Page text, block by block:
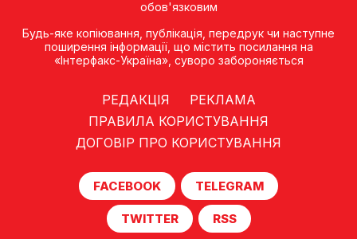
обов'язковим
Будь-яке копiювання, публiкацiя, передрук чи наступне
поширення iнформацiї, що мiстить посилання на
«Iнтерфакс-Україна», суворо забороняється
РЕДАКЦІЯ
РЕКЛАМА
ПРАВИЛА КОРИСТУВАННЯ
ДОГОВІР ПРО КОРИСТУВАННЯ
FACEBOOK TELEGRAM
TWITTER RSS